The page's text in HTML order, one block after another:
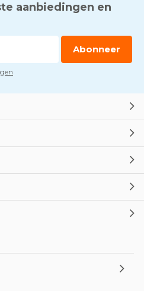
aanbiedingen en
Abonneer